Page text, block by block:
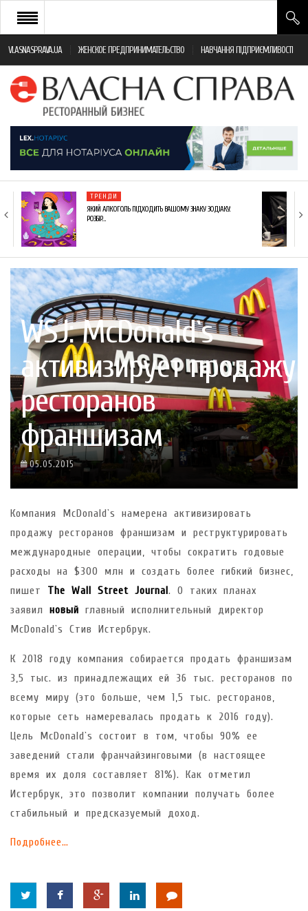
VLASNASPRAVA.UA ЖЕНСКОЕ ПРЕДПРИНИМАТЕЛЬСТВО НАВЧАННЯ ПІДПРИЄМЛИВОСТІ
НОВИНИ РЕСТОРАННОГО БІЗНЕСУ
ЯК ВІДКРИТИ ТА УСПІШНО КЕРУВАТИ
МОНІТОРИНГ ЗАКОНОДАВСТВА
ФРАНЧАЙЗИНГ
КНИГИ
ТРЕНДИ
ЯКИЙ АЛКОГОЛЬ ПІДХОДИТЬ ВАШОМУ ЗНАКУ ЗОДІАКУ:
РОЗБІР…
WSJ: McDonald`s
активизирует продажу
ресторанов
франшизам
05.05.2015
Компания McDonald`s намерена активизировать
продажу ресторанов франшизам и реструктурировать
международные операции, чтобы сократить годовые
расходы на $300 млн и создать более гибкий бизнес,
пишет The Wall Street Journal . О таких планах
заявил новый главный исполнительный директор
McDonald`s Стив Истербрук.
К 2018 году компания собирается продать франшизам
3,5 тыс. из принадлежащих ей 36 тыс. ресторанов по
всему миру (это больше, чем 1,5 тыс. ресторанов,
которые сеть намеревалась продать к 2016 году).
Цель McDonald`s состоит в том, чтобы 90% ее
заведений стали франчайзинговыми (в настоящее
время их доля составляет 81%). Как отметил
Истербрук, это позволит компании получать более
стабильный и предсказуемый доход.
Подробнее…